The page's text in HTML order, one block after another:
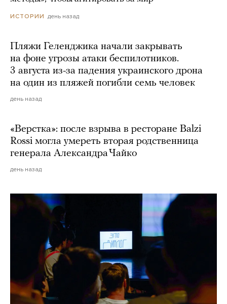
ИСТОРИИ день назад
Пляжи Геленджика начали закрывать
на фоне угрозы атаки беспилотников.
3 августа из-за падения украинского дрона
на один из пляжей погибли семь человек
день назад
«Верстка»: после взрыва в ресторане Balzi
Rossi могла умереть вторая родственница
генерала Александра Чайко
день назад